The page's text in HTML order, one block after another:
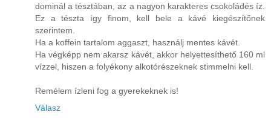
dominál a tésztában, az a nagyon karakteres csokoládés íz.
Ez a tészta így finom, kell bele a kávé kiegészítőnek
szerintem.
Ha a koffein tartalom aggaszt, használj mentes kávét.
Ha végképp nem akarsz kávét, akkor helyettesíthető 160 ml
vízzel, hiszen a folyékony alkotórészeknek stimmelni kell.
Remélem ízleni fog a gyerekeknek is!
Válasz